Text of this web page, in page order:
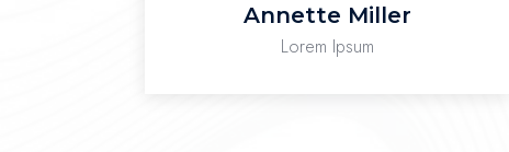
Annette Miller
Lorem Ipsum